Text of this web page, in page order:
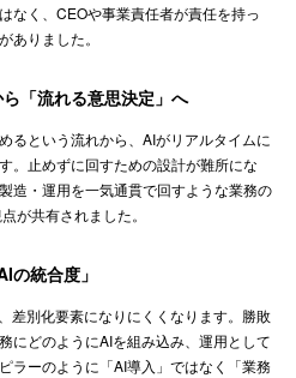
なく、CEOや事業責任者が責任を持っ
ありました。
「流れる意思決定」へ
るという流れから、AIがリアルタイムに
。止めずに回すための設計が難所にな
造・運用を一気通貫で回すような業務の
が共有されました。
の統合度」
差別化要素になりにくくなります。勝敗
にどのようにAIを組み込み、運用として
ラーのように「AI導入」ではなく「業務